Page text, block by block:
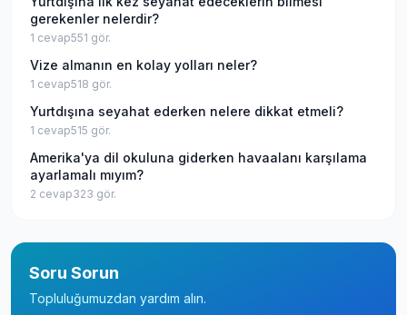
gerekenler nelerdir?
1 cevap551 gör.
Vize almanın en kolay yolları neler?
1 cevap518 gör.
Yurtdışına seyahat ederken nelere dikkat etmeli?
1 cevap515 gör.
Amerika'ya dil okuluna giderken havaalanı karşılama
ayarlamalı mıyım?
2 cevap323 gör.
Soru Sorun
Topluluğumuzdan yardım alın.